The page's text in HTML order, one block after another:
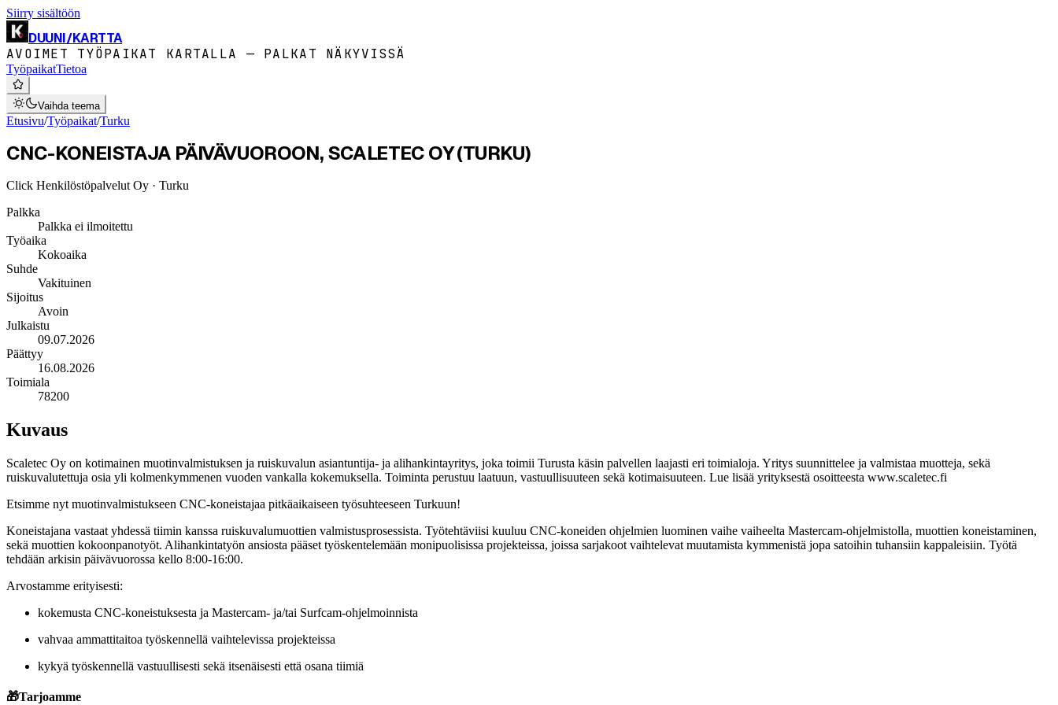
Siirry sisältöön
DUUNI/KARTTA
AVOIMET TYÖPAIKAT KARTALLA — PALKAT NÄKYVISSÄ
TyöpaikatTietoa
Vaihda teema
Etusivu/Työpaikat/Turku
CNC-KONEISTAJA PÄIVÄVUOROON, SCALETEC OY (TURKU)
Click Henkilöstöpalvelut Oy · Turku
Palkka
Palkka ei ilmoitettu
Työaika
Kokoaika
Suhde
Vakituinen
Sijoitus
Avoin
Julkaistu
09.07.2026
Päättyy
16.08.2026
Toimiala
78200
Kuvaus
Scaletec Oy on kotimainen muotinvalmistuksen ja ruiskuvalun asiantuntija- ja alihankintayritys, joka toimii Turusta käsin palvellen laajasti eri toimialoja. Yritys suunnittelee ja valmistaa muotteja, sekä
ruiskuvalutettuja osia yli kolmenkymmenen vuoden vankalla kokemuksella. Toiminta perustuu laatuun, vastuullisuuteen sekä kotimaisuuteen. Lue lisää yrityksestä osoitteesta www.scaletec.fi
Etsimme nyt muotinvalmistukseen CNC-koneistajaa pitkäaikaiseen työsuhteeseen Turkuun!
Koneistajana vastaat yhdessä tiimin kanssa ruiskuvalumuottien valmistusprosessista. Työtehtäviisi kuuluu CNC-koneiden ohjelmien luominen vaihe vaiheelta Mastercam-ohjelmistolla, muottien koneistaminen,
sekä muottien kokoonpanotyöt. Alihankintatyön ansiosta pääset työskentelemään monipuolisissa projekteissa, joissa sarjakoot vaihtelevat muutamista kymmenistä jopa satoihin tuhansiin kappaleisiin. Työtä
tehdään arkisin päivävuorossa kello 8:00-16:00.
Arvostamme erityisesti:
kokemusta CNC-koneistuksesta ja Mastercam- ja/tai Surfcam-ohjelmoinnista
vahvaa ammattitaitoa työskennellä vaihtelevissa projekteissa
kykyä työskennellä vastuullisesti sekä itsenäisesti että osana tiimiä
🎁Tarjoamme